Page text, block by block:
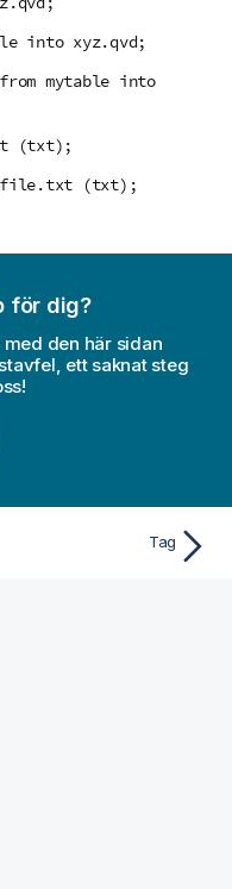
into xyz.qvd;
mytable into
(txt);
(txt);
för dig?
den här sidan
ett saknat steg
Tag